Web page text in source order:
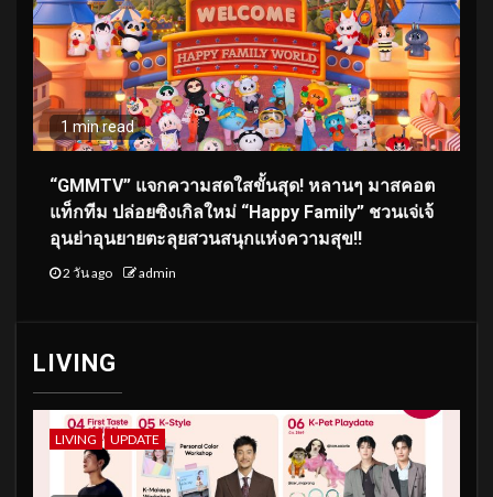
1 min read
“GMMTV” แจกความสดใสขั้นสุด! หลานๆ มาสคอต
แท็กทีม ปล่อยซิงเกิลใหม่ “Happy Family” ชวนเจ่เจ้
อุนย่าอุนยายตะลุยสวนสนุกแห่งความสุข!!
2 วัน ago admin
LIVING
LIVING UPDATE